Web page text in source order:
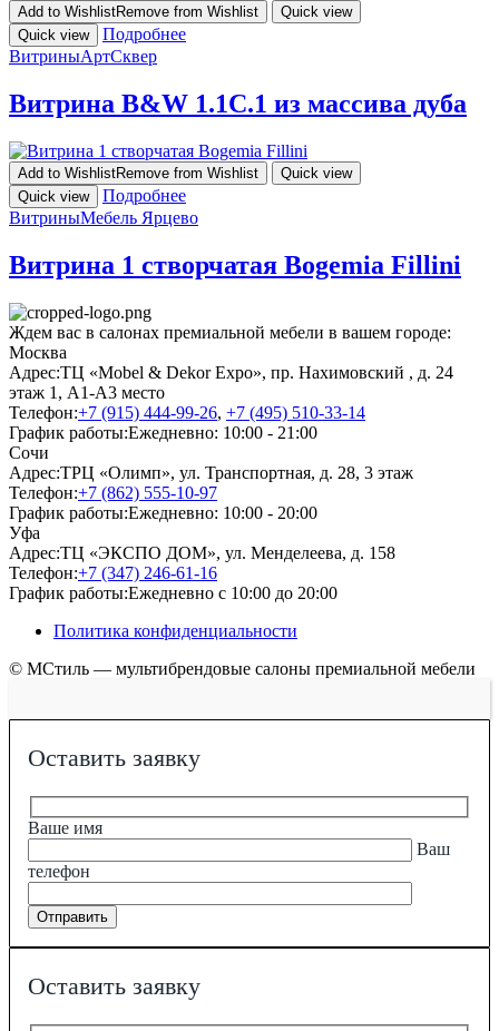
Add to WishlistRemove from Wishlist
Quick view
Quick view
Подробнее
ВитриныАртСквер
Витрина B&W 1.1C.1 из массива дуба
Add to WishlistRemove from Wishlist
Quick view
Quick view
Подробнее
ВитриныМебель Ярцево
Витрина 1 створчатая Bogemia Fillini
Ждем вас в салонах премиальной мебели в вашем городе:
Москва
Адрес:ТЦ «Mobel & Dekor Expo», пр. Нахимовский , д. 24
этаж 1, А1-А3 место
Телефон:+7 (915) 444-99-26, +7 (495) 510-33-14
График работы:Ежедневно: 10:00 - 21:00
Сочи
Адрес:ТРЦ «Олимп», ул. Транспортная, д. 28, 3 этаж
Телефон:+7 (862) 555-10-97
График работы:Ежедневно: 10:00 - 20:00
Уфа
Адрес:ТЦ «ЭКСПО ДОМ», ул. Менделеева, д. 158
Телефон:+7 (347) 246-61-16
График работы:Ежедневно с 10:00 до 20:00
Политика конфиденциальности
© МСтиль — мультибрендовые салоны премиальной мебели
Оставить заявку
Ваше имя
Ваш
телефон
Оставить заявку